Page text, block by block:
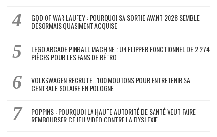
GOD OF WAR LAUFEY : POURQUOI SA SORTIE AVANT 2028 SEMBLE
DÉSORMAIS QUASIMENT ACQUISE
LEGO ARCADE PINBALL MACHINE : UN FLIPPER FONCTIONNEL DE 2 274
PIÈCES POUR LES FANS DE RÉTRO
VOLKSWAGEN RECRUTE… 100 MOUTONS POUR ENTRETENIR SA
CENTRALE SOLAIRE EN POLOGNE
POPPINS : POURQUOI LA HAUTE AUTORITÉ DE SANTÉ VEUT FAIRE
REMBOURSER CE JEU VIDÉO CONTRE LA DYSLEXIE